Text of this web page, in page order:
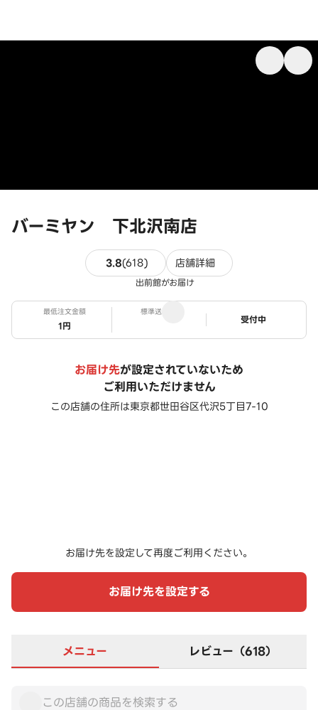
バーミヤン 下北沢南店
3.8(618) 618件のレビュー
店舗詳細
出前館がお届け
最低注文金額
1円
標準送料
ステータス
受付中
お届け先が設定されていないため
ご利用いただけません
この店舗の住所は東京都世田谷区代沢5丁目7-10
お届け先を設定して再度ご利用ください。
お届け先を設定する
メニュー レビュー（618）